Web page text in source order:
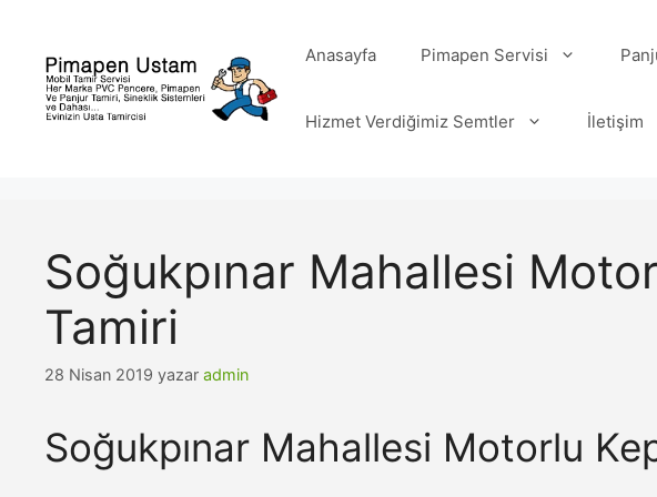
Anasayfa Pimapen Servisi
Hizmet Verdiğimiz Semtler İletişim
Soğukpınar Mahallesi
Tamiri
28 Nisan 2019 yazar admin
Soğukpınar Mahallesi Motorlu